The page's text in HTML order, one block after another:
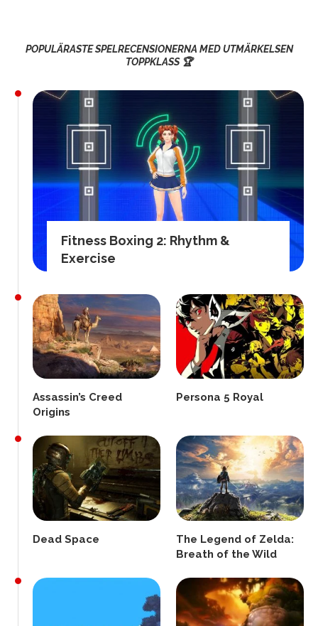
POPULÄRASTE SPELRECENSIONERNA MED UTMÄRKELSEN
TOPPKLASS 🏆
Fitness Boxing 2: Rhythm &
Exercise
Assassin’s Creed
Origins
Persona 5 Royal
Dead Space
The Legend of Zelda:
Breath of the Wild